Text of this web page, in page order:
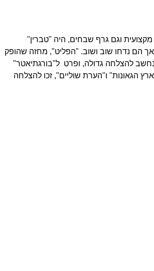
וגם גרף שבחים, היה "טברין"
אך הם נדחו שוב ושוב. "הפליט", מחזה שהופק
להצלחה גדולה, ופרט ל"בורגתיאטר"
"נסיכים מארץ הגאונות" ו"הערת שוליים", זכו להצלחה